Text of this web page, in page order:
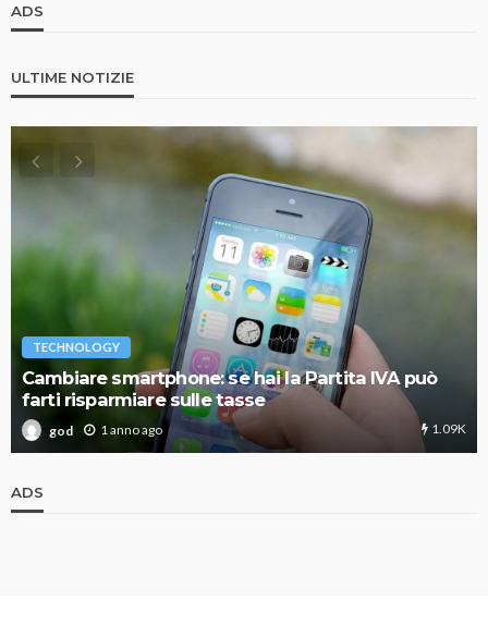
ADS
ULTIME NOTIZIE
TECHNOLOGY
Cambiare smartphone: se hai la Partita IVA può
farti risparmiare sulle tasse
god 1 anno ago 1.09K
ADS